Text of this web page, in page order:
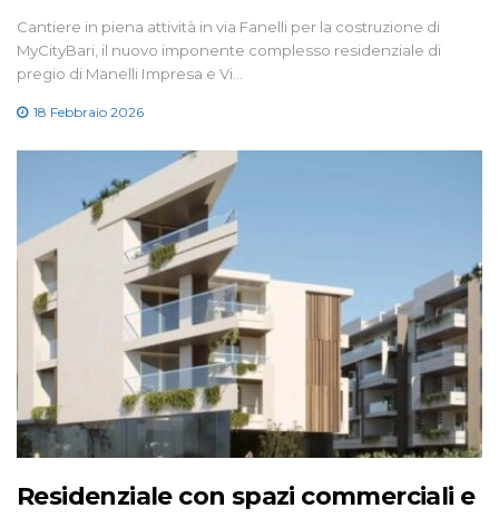
Cantiere in piena attività in via Fanelli per la costruzione di
MyCityBari, il nuovo imponente complesso residenziale di
pregio di Manelli Impresa e Vi…
18 Febbraio 2026
Residenziale con spazi commerciali e